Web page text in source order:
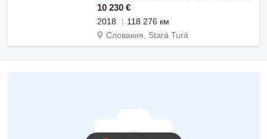
10 230 €
2018
118 276 км
Словакия, Stará Turá